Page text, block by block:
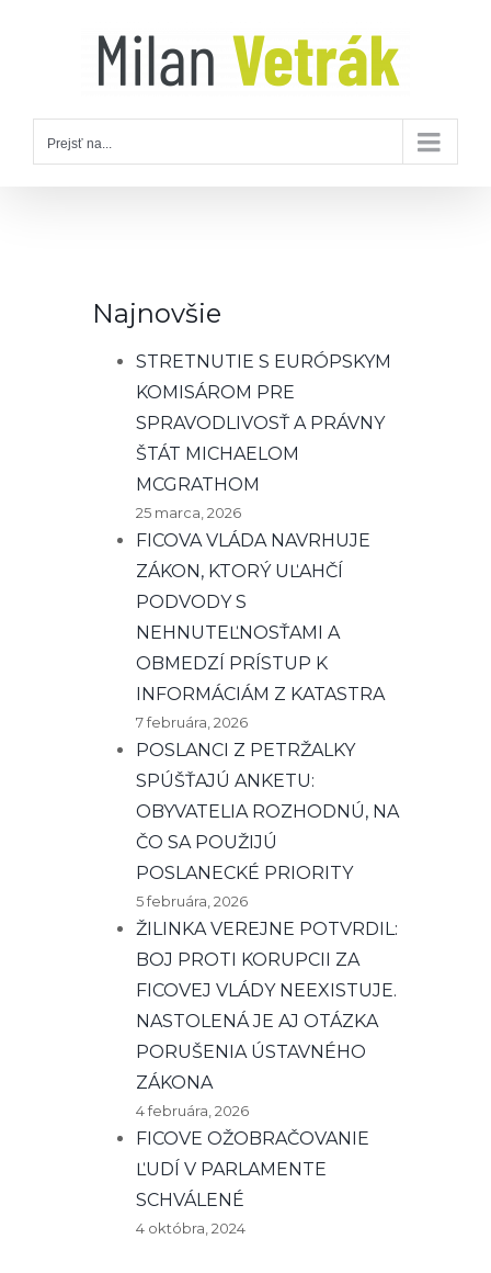
Prejsť na...
Najnovšie
STRETNUTIE S EURÓPSKYM
KOMISÁROM PRE
SPRAVODLIVOSŤ A PRÁVNY
ŠTÁT MICHAELOM
MCGRATHOM
25 marca, 2026
FICOVA VLÁDA NAVRHUJE
ZÁKON, KTORÝ UĽAHČÍ
PODVODY S
NEHNUTEĽNOSŤAMI A
OBMEDZÍ PRÍSTUP K
INFORMÁCIÁM Z KATASTRA
7 februára, 2026
POSLANCI Z PETRŽALKY
SPÚŠŤAJÚ ANKETU:
OBYVATELIA ROZHODNÚ, NA
ČO SA POUŽIJÚ
POSLANECKÉ PRIORITY
5 februára, 2026
ŽILINKA VEREJNE POTVRDIL:
BOJ PROTI KORUPCII ZA
FICOVEJ VLÁDY NEEXISTUJE.
NASTOLENÁ JE AJ OTÁZKA
PORUŠENIA ÚSTAVNÉHO
ZÁKONA
4 februára, 2026
FICOVE OŽOBRAČOVANIE
ĽUDÍ V PARLAMENTE
SCHVÁLENÉ
4 októbra, 2024